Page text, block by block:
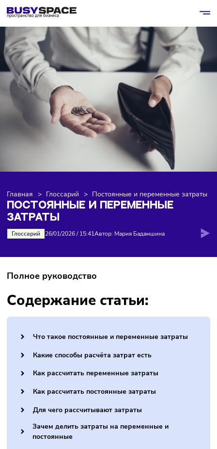
пространство для бизнеса
Главная > Глоссарий
ПОСТОЯННЫЕ И ПЕРЕМЕННЫЕ
ЗАТРАТЫ
Глоссарий 26/01/2026/15:41Автор: Мария Бадамшина
Полное руководство
Содержание статьи:
Что такое постоянные и переменные затраты
Какие способы расчёта затрат есть
Как рассчитать переменные затраты
Как рассчитать постоянные затраты